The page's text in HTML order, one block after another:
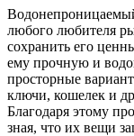
любого любителя
сохранить его
ему прочную и
просторные
ключи, кошелек и
Благодаря этому
зная, что их вещи